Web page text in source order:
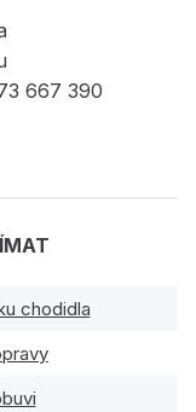
667 390
chodidla